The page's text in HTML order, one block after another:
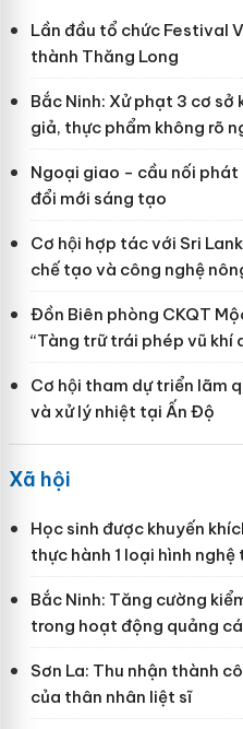
Lần đầu tổ chức Festival
thành Thăng Long
Bắc Ninh: Xử phạt 3 cơ
giả, thực phẩm không rõ
Ngoại giao - cầu nối phát
đổi mới sáng tạo
Cơ hội hợp tác với Sri
chế tạo và công nghệ
Đồn Biên phòng CKQT
“Tàng trữ trái phép vũ khí
Cơ hội tham dự triển lãm
và xử lý nhiệt tại Ấn Độ
Xã hội
Học sinh được khuyến
thực hành 1 loại hình
Bắc Ninh: Tăng cường
trong hoạt động quảng
Sơn La: Thu nhận thành
của thân nhân liệt sĩ